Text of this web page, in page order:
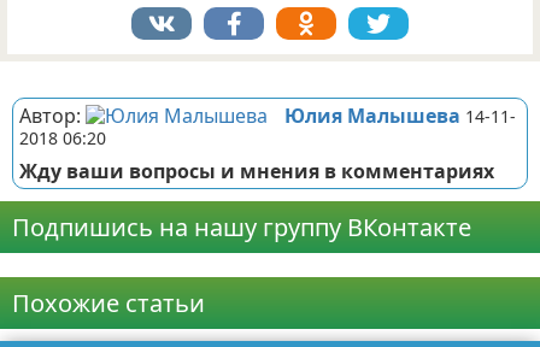
Автор: Юлия Малышева 14-11-
2018 06:20
Жду ваши вопросы и мнения в комментариях
Подпишись на нашу группу ВКонтакте
Похожие статьи